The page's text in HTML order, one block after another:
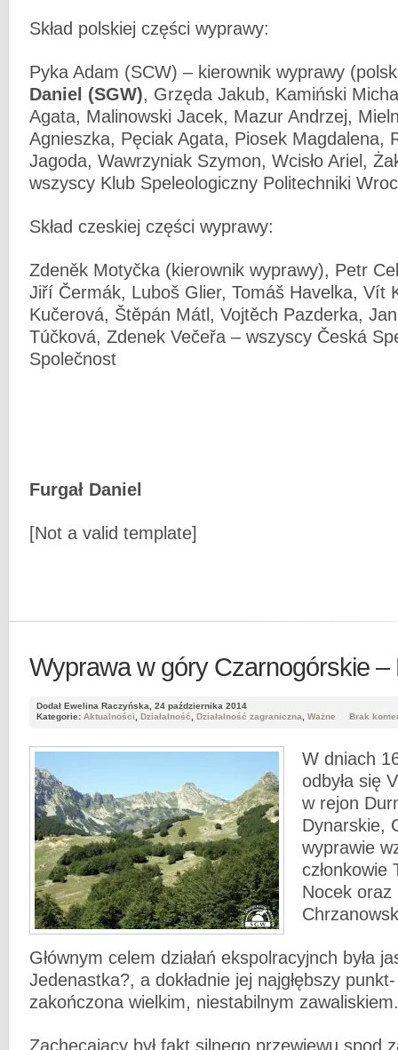
Skład polskiej części wyprawy:
Pyka Adam (SCW) – kierownik wyprawy
Daniel (SGW), Grzęda Jakub, Kamiński
Agata, Malinowski Jacek, Mazur Andrzej,
Agnieszka, Pęciak Agata, Piosek Magdalena,
Jagoda, Wawrzyniak Szymon, Wcisło Ariel,
wszyscy Klub Speleologiczny Politechniki
Skład czeskiej części wyprawy:
Zdeněk Motyčka (kierownik wyprawy), Petr
Jiří Čermák, Luboš Glier, Tomáš Havelka, Vít
Kučerová, Štěpán Mátl, Vojtěch Pazderka,
Túčková, Zdenek Večeřa – wszyscy Česká
Společnost
Furgał Daniel
[Not a valid template]
Wyprawa w góry Czarnogórskie –
Dodał Ewelina Raczyńska, 24 października 2014
Kategorie: Aktualności Działalność Działalność zagraniczna Ważne Brak
W dniach
odbyła się
w rejon
Dynarskie,
wyprawie
członkowie
Nocek oraz
Głównym celem działań ekspolracyjnch była
Jedenastka?, a dokładnie jej najgłębszy
zakończona wielkim, niestabilnym zawaliskiem.
Zachęcający był fakt silnego przewiewu spod